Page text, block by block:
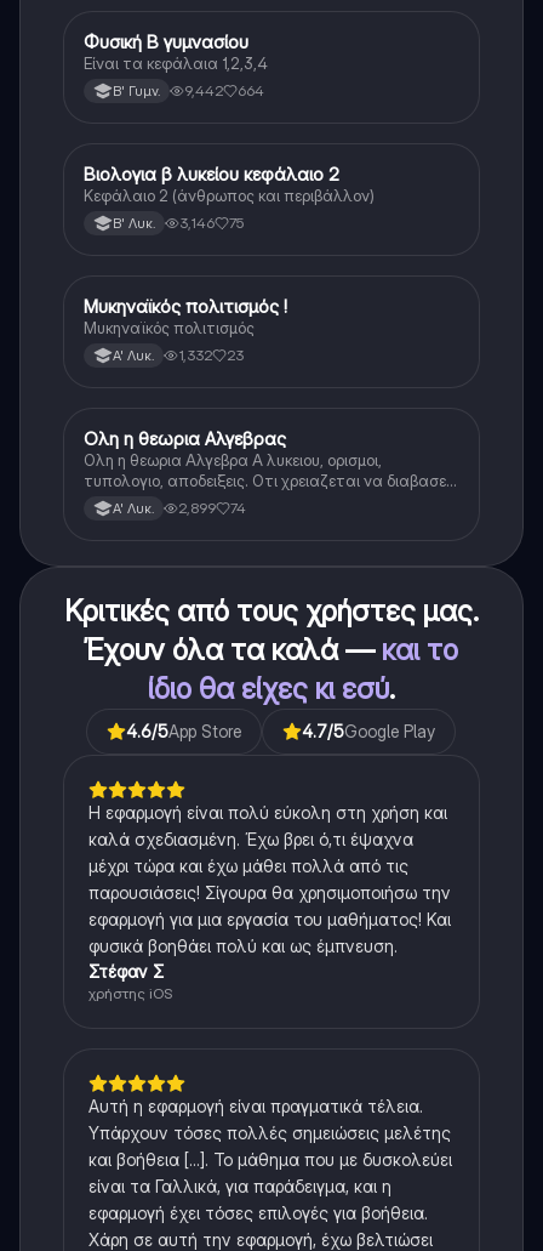
Φυσική
Φυσική Β γυμνασίου
Είναι τα κεφάλαια 1,2,3,4
Β' Γυμν. 9,442 664
Βιολογία
Βιολογια β λυκείου κεφάλαιο 2
Κεφάλαιο 2 (άνθρωπος και περιβάλλον)
Β' Λυκ. 3,146 75
Ιστορία
Μυκηναϊκός πολιτισμός !
Μυκηναϊκός πολιτισμός
Α' Λυκ. 1,332 23
Μαθηματικά
Ολη η θεωρια Αλγεβρας
Ολη η θεωρια Αλγεβρα Α λυκειου, ορισμοι,
τυπολογιο, αποδειξεις. Οτι χρειαζεται να διαβασεις
για το θεωρητικο κομματι της αλγεβρας.
Α' Λυκ. 2,899 74
Κριτικές από τους χρήστες μας.
Έχουν όλα τα καλά — και το
ίδιο θα είχες κι εσύ.
4.6/5App Store 4.7/5Google Play
Η εφαρμογή είναι πολύ εύκολη στη χρήση και
καλά σχεδιασμένη. Έχω βρει ό,τι έψαχνα
μέχρι τώρα και έχω μάθει πολλά από τις
παρουσιάσεις! Σίγουρα θα χρησιμοποιήσω την
εφαρμογή για μια εργασία του μαθήματος! Και
φυσικά βοηθάει πολύ και ως έμπνευση.
Στέφαν Σ
χρήστης iOS
Αυτή η εφαρμογή είναι πραγματικά τέλεια.
Υπάρχουν τόσες πολλές σημειώσεις μελέτης
και βοήθεια [...]. Το μάθημα που με δυσκολεύει
είναι τα Γαλλικά, για παράδειγμα, και η
εφαρμογή έχει τόσες επιλογές για βοήθεια.
Χάρη σε αυτή την εφαρμογή, έχω βελτιώσει